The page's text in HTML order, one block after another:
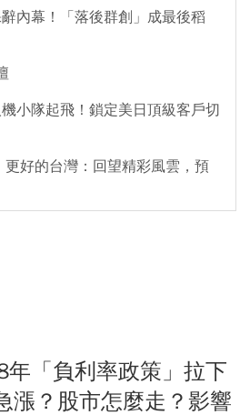
內幕！「落後群創」成最後稻
小隊起飛！鎖定美日頂級客戶切
好的台灣：回望精彩風雲，預
年「負利率政策」拉下
漲？股市怎麼走？影響